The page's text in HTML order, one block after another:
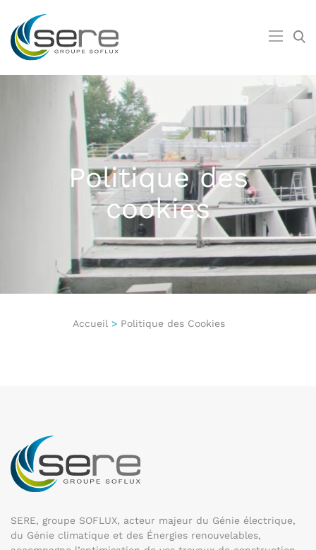
Politique des
cookies
Accueil > Politique des Cookies
SERE, groupe SOFLUX, acteur majeur du Génie électrique,
du Génie climatique et des Énergies renouvelables,